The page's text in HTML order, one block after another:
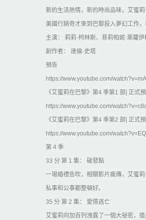
新的生活熱情，新的時尚品味，艾蜜
美國行銷奇才來到巴黎投入夢幻工作
主演： 莉莉·柯林斯、菲莉帕妮·萊蘿
創作者： 達倫·史塔
預告
https://www.youtube.com/
《艾蜜莉在巴黎》第4 季第1 部| 正式
https://www.youtube.com/
《艾蜜莉在巴黎》第4 季第2 部| 正式
https://www.youtube.com/
第 4 季
33 分 第 1 集： 破發點
一場婚禮告吹，相關影片瘋傳，艾蜜
私事和公事都整頓好。
35 分 第 2 集： 愛情逃亡
艾蜜莉向加百列洩露了一個大祕密，